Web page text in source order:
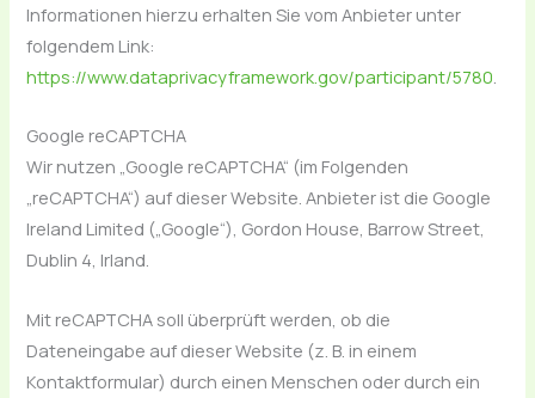
Informationen hierzu erhalten Sie vom Anbieter unter
folgendem Link:
https://www.dataprivacyframework.gov/participant/5780
Google reCAPTCHA
Wir nutzen „Google reCAPTCHA“ (im Folgenden
„reCAPTCHA“) auf dieser Website. Anbieter ist die Google
Ireland Limited („Google“), Gordon House, Barrow Street,
Dublin 4, Irland.
Mit reCAPTCHA soll überprüft werden, ob die
Dateneingabe auf dieser Website (z. B. in einem
Kontaktformular) durch einen Menschen oder durch ein